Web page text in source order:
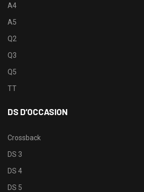
A4
A5
Q2
Q3
Q5
TT
DS D’OCCASION
Crossback
DS 3
DS 4
DS 5